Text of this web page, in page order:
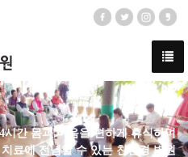
시간 몸과 마음을 편하게 휴식하며
치료에 전념할 수 있는 친환경 병원